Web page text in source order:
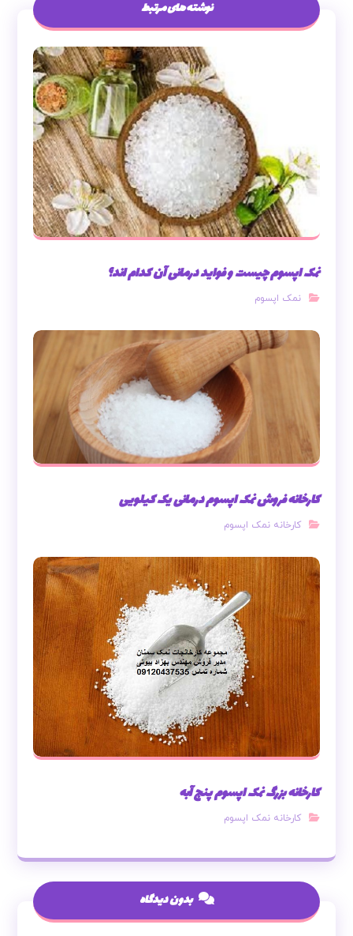
نوشته های مرتبط
نمک اپسوم چیست و فواید درمانی آن کدام اند؟
نمک اپسوم
کارخانه فروش نمک اپسوم درمانی یک کیلویی
کارخانه نمک اپسوم
کارخانه بزرگ نمک اپسوم پنج آبه
کارخانه نمک اپسوم
بدون دیدگاه